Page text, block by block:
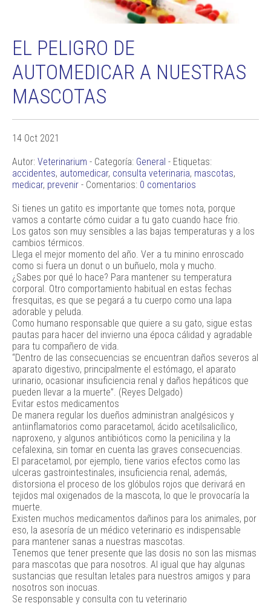
EL PELIGRO DE
AUTOMEDICAR A NUESTRAS
MASCOTAS
14 Oct 2021
Autor: Veterinarium - Categoría: General - Etiquetas:
accidentes, automedicar, consulta veterinaria, mascotas,
medicar, prevenir - Comentarios: 0 comentarios
Si tienes un gatito es importante que tomes nota, porque
vamos a contarte cómo cuidar a tu gato cuando hace frio.
Los gatos son muy sensibles a las bajas temperaturas y a los
cambios térmicos.
Llega el mejor momento del año. Ver a tu minino enroscado
como si fuera un donut o un buñuelo, mola y mucho.
¿Sabes por qué lo hace? Para mantener su temperatura
corporal. Otro comportamiento habitual en estas fechas
fresquitas, es que se pegará a tu cuerpo como una lapa
adorable y peluda.
Como humano responsable que quiere a su gato, sigue estas
pautas para hacer del invierno una época cálidad y agradable
para tu compañero de vida.
“Dentro de las consecuencias se encuentran daños severos al
aparato digestivo, principalmente el estómago, el aparato
urinario, ocasionar insuficiencia renal y daños hepáticos que
pueden llevar a la muerte”. (Reyes Delgado)
Evitar estos medicamentos
De manera regular los dueños administran analgésicos y
antiinflamatorios como paracetamol, ácido acetilsalicílico,
naproxeno, y algunos antibióticos como la penicilina y la
cefalexina, sin tomar en cuenta las graves consecuencias.
El paracetamol, por ejemplo, tiene varios efectos como las
ulceras gastrointestinales, insuficiencia renal, además,
distorsiona el proceso de los glóbulos rojos que derivará en
tejidos mal oxigenados de la mascota, lo que le provocaría la
muerte.
Existen muchos medicamentos dañinos para los animales, por
eso, la asesoría de un médico veterinario es indispensable
para mantener sanas a nuestras mascotas.
Tenemos que tener presente que las dosis no son las mismas
para mascotas que para nosotros. Al igual que hay algunas
sustancias que resultan letales para nuestros amigos y para
nosotros son inocuas.
Se responsable y consulta con tu veterinario